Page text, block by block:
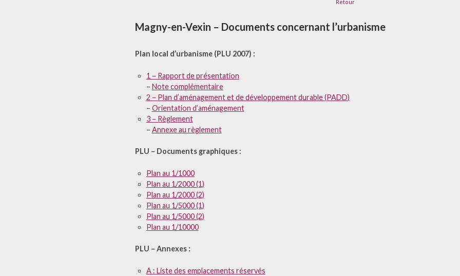
Retour
Magny-en-Vexin – Documents concernant l’urbanisme
Plan local d’urbanisme (PLU 2007) :
1 – Rapport de présentation
– Note complémentaire
2 – Plan d’aménagement et de développement durable (PADD)
– Orientation d’aménagement
3 – Règlement
– Annexe au règlement
PLU – Documents graphiques :
Plan au 1/1000
Plan au 1/2000 (1)
Plan au 1/2000 (2)
Plan au 1/5000 (1)
Plan au 1/5000 (2)
Plan au 1/10000
PLU – Annexes :
A : Liste des emplacements réservés